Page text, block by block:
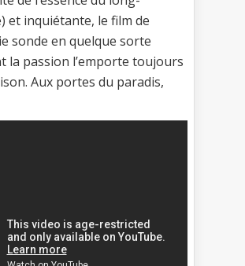
et inquiétante, le film de
sonde en quelque sorte
la passion l’emporte toujours
Aux portes du paradis,